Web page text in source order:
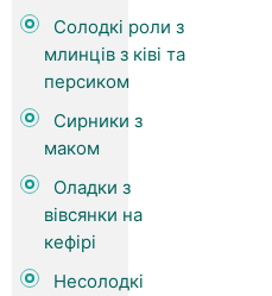
Солодкі роли з
млинців з ківі та
персиком
Сирники з
маком
Оладки з
вівсянки на
кефірі
Несолодкі